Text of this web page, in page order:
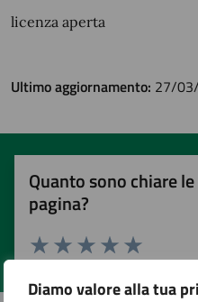
Diamo valore alla tua
licenza aperta
Ultimo aggiornamento: 27/
Quanto sono chiare
pagina?
Valuta 5
Valuta 4 stelle
Valuta 3 stelle su 5
Valuta 2 stelle su 5
Valuta 1 stelle su 5